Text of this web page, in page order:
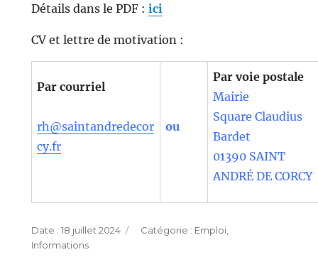
Détails dans le PDF : ici
CV et lettre de motivation :
Par courriel
rh@saintandredecor
cy.fr
ou
Par voie postale
Mairie
Square Claudius
Bardet
01390 SAINT
ANDRÉ DE CORCY
Publié
le
18 juillet 2024 Catégories
Emploi,
Informations